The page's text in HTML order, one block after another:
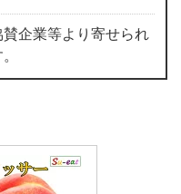
企業等より寄せられ